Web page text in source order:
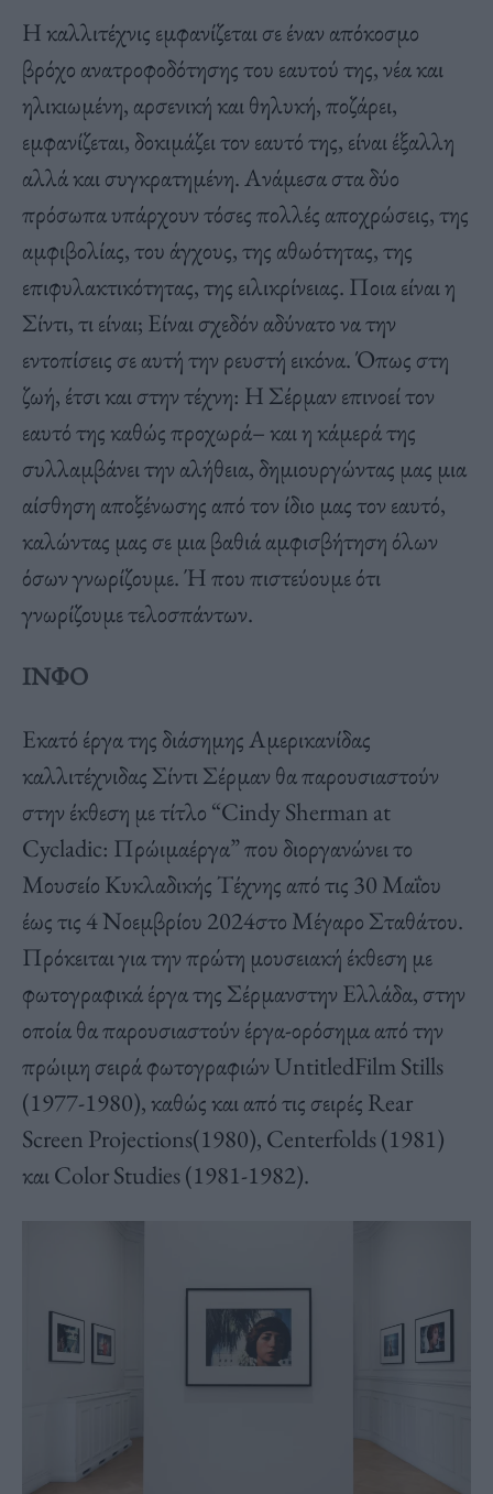
Η καλλιτέχνις εμφανίζεται σε έναν απόκοσμο
βρόχο ανατροφοδότησης του εαυτού της, νέα και
ηλικιωμένη, αρσενική και θηλυκή, ποζάρει,
εμφανίζεται, δοκιμάζει τον εαυτό της, είναι έξαλλη
αλλά και συγκρατημένη. Ανάμεσα στα δύο
πρόσωπα υπάρχουν τόσες πολλές αποχρώσεις, της
αμφιβολίας, του άγχους, της αθωότητας, της
επιφυλακτικότητας, της ειλικρίνειας. Ποια είναι η
Σίντι, τι είναι; Είναι σχεδόν αδύνατο να την
εντοπίσεις σε αυτή την ρευστή εικόνα. Όπως στη
ζωή, έτσι και στην τέχνη: Η Σέρμαν επινοεί τον
εαυτό της καθώς προχωρά– και η κάμερά της
συλλαμβάνει την αλήθεια, δημιουργώντας μας μια
αίσθηση αποξένωσης από τον ίδιο μας τον εαυτό,
καλώντας μας σε μια βαθιά αμφισβήτηση όλων
όσων γνωρίζουμε. Ή που πιστεύουμε ότι
γνωρίζουμε τελοσπάντων.
ΙΝΦΟ
Εκατό έργα της διάσημης Αμερικανίδας
καλλιτέχνιδας Σίντι Σέρμαν θα παρουσιαστούν
στην έκθεση με τίτλο “CindySherman at
Cycladic: Πρώιμαέργα”που διοργανώνει το
Μουσείο Κυκλαδικής Τέχνης από τις 30 Μαΐου
έωςτις 4 Νοεμβρίου 2024στο Μέγαρο Σταθάτου.
Πρόκειται για την πρώτη μουσειακή έκθεση με
φωτογραφικά έργα της Σέρμανστην Ελλάδα, στην
οποία θα παρουσιαστούν έργα-ορόσημα από την
πρώιμη σειρά φωτογραφιών UntitledFilmStills
(1977-1980), καθώς και από τις σειρές Rear
Screen Projections(1980), Centerfolds(1981)
καιColorStudies(1981-1982).